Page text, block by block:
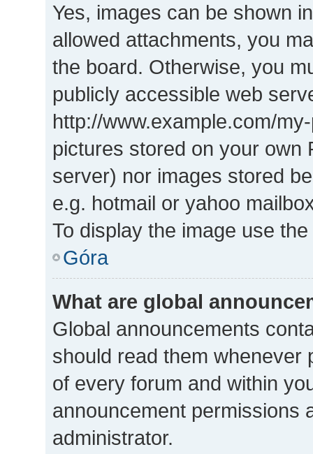
Yes, images can be shown
allowed attachments, you
the board. Otherwise, you
publicly accessible web
http://www.example.com/
pictures stored on your own
server) nor images stored
e.g. hotmail or yahoo
To display the image use
Góra
What are global
Global announcements
should read them whenever
of every forum and within
announcement permissions
administrator.